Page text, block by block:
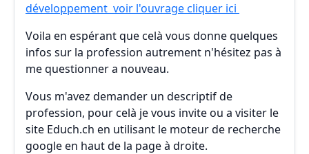
développement voir l'ouvrage cliquer ici
Voila en espérant que celà vous donne quelques
infos sur la profession autrement n'hésitez pas à
me questionner a nouveau.
Vous m'avez demander un descriptif de
profession, pour celà je vous invite ou a visiter le
site Educh.ch en utilisant le moteur de recherche
google en haut de la page à droite.